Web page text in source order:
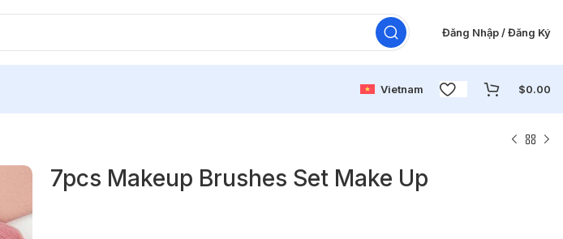
Đăng Nhập / Đăng Ký
Vietnam $0.00
7pcs Makeup Brushes Set Make Up